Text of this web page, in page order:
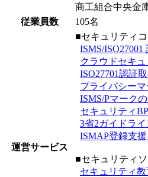
商工組合中央金
従業員数
105名
運営サービス
■セキュリティ
ISMS/
クラウドセキ
ISO27701認証
プライバシー
ISMS/Pマーク
セキュリティ
3省2ガイドラ
ISMAP登録支
■セキュリティ
セキュリティ